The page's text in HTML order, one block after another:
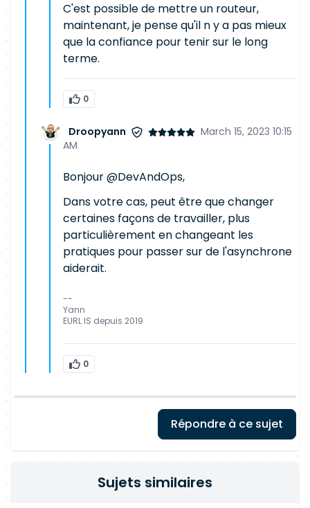
C'est possible de mettre un routeur,
maintenant, je pense qu'il n y a pas mieux
que la confiance pour tenir sur le long
terme.
0
Droopyann
March 15, 2023 10:15
AM
Bonjour @DevAndOps,
Dans votre cas, peut être que changer
certaines façons de travailler, plus
particulièrement en changeant les
pratiques pour passer sur de l'asynchrone
aiderait.
--
Yann
EURL IS depuis 2019
0
Répondre à ce sujet
Sujets similaires